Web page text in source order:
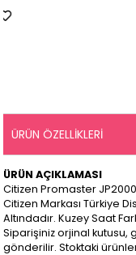
ÜRÜN ÖZELLIKLERI
ÜRÜN AÇIKLAMASI
Citizen Promaster
Citizen Markası Türkiye
Altındadır. Kuzey Saat
Siparişiniz orjinal kutusu,
gönderilir. Stoktaki